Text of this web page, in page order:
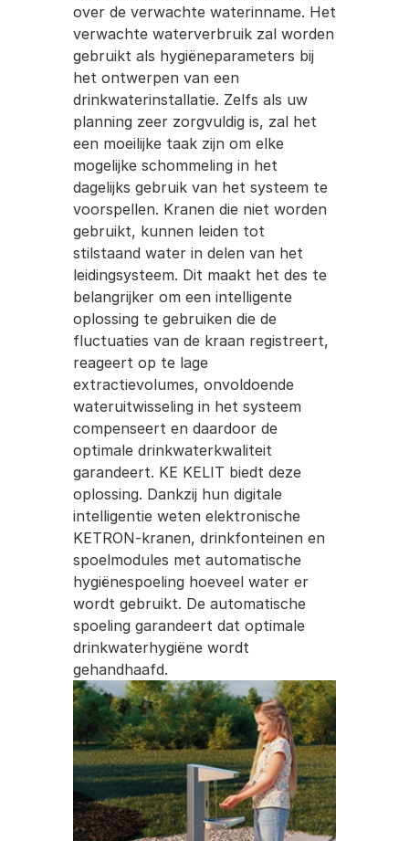
over de verwachte waterinname. Het
verwachte waterverbruik zal worden
gebruikt als hygiëneparameters bij
het ontwerpen van een
drinkwaterinstallatie. Zelfs als uw
planning zeer zorgvuldig is, zal het
een moeilijke taak zijn om elke
mogelijke schommeling in het
dagelijks gebruik van het systeem te
voorspellen. Kranen die niet worden
gebruikt, kunnen leiden tot
stilstaand water in delen van het
leidingsysteem. Dit maakt het des te
belangrijker om een intelligente
oplossing te gebruiken die de
fluctuaties van de kraan registreert,
reageert op te lage
extractievolumes, onvoldoende
wateruitwisseling in het systeem
compenseert en daardoor de
optimale drinkwaterkwaliteit
garandeert. KE KELIT biedt deze
oplossing. Dankzij hun digitale
intelligentie weten elektronische
KETRON-kranen, drinkfonteinen en
spoelmodules met automatische
hygiënespoeling hoeveel water er
wordt gebruikt. De automatische
spoeling garandeert dat optimale
drinkwaterhygiëne wordt
gehandhaafd.